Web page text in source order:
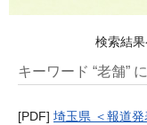
検索結
キーワード “老舗”
[PDF] 埼玉県 ＜報道